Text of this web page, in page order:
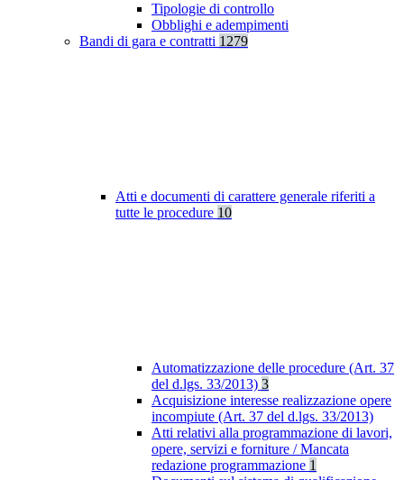
Tipologie di controllo
Obblighi e adempimenti
Bandi di gara e contratti 1279
Atti e documenti di carattere generale riferiti a
tutte le procedure 10
Automatizzazione delle procedure (Art. 37
del d.lgs. 33/2013) 3
Acquisizione interesse realizzazione opere
incompiute (Art. 37 del d.lgs. 33/2013)
Atti relativi alla programmazione di lavori,
opere, servizi e forniture / Mancata
redazione programmazione 1